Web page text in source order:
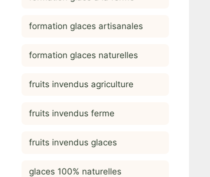
formation glaces artisanales
formation glaces naturelles
fruits invendus agriculture
fruits invendus ferme
fruits invendus glaces
glaces 100% naturelles